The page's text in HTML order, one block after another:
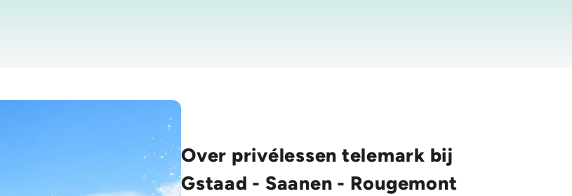
Over privélessen telemark bij
Gstaad - Saanen - Rougemont